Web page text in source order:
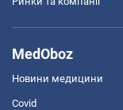
MedOboz
Новини медицини
Covid